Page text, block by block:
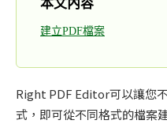
本文內容
建立PDF檔案
Right PDF Editor可以讓您
式，即可從不同格式的檔案